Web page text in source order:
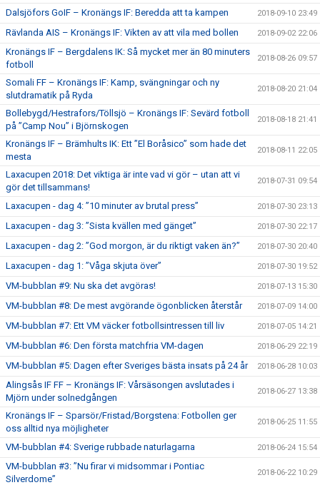
Dalsjöfors GoIF – Kronängs IF: Beredda att ta kampen 2018-09-10 23:49
Rävlanda AIS – Kronängs IF: Vikten av att vila med bollen 2018-09-02 22:06
Kronängs IF – Bergdalens IK: Så mycket mer än 80 minuters
fotboll
2018-08-26 09:57
Somali FF – Kronängs IF: Kamp, svängningar och ny
slutdramatik på Ryda
2018-08-20 21:04
Bollebygd/Hestrafors/Töllsjö – Kronängs IF: Sevärd fotboll
på ”Camp Nou” i Björnskogen
2018-08-18 21:41
Kronängs IF – Brämhults IK: Ett ”El Boråsico” som hade det
mesta
2018-08-11 22:05
Laxacupen 2018: Det viktiga är inte vad vi gör – utan att vi
gör det tillsammans!
2018-07-31 09:54
Laxacupen - dag 4: ”10 minuter av brutal press” 2018-07-30 23:13
Laxacupen - dag 3: ”Sista kvällen med gänget” 2018-07-30 22:17
Laxacupen - dag 2: ”God morgon, är du riktigt vaken än?” 2018-07-30 20:40
Laxacupen - dag 1: ”Våga skjuta över” 2018-07-30 19:52
VM-bubblan #9: Nu ska det avgöras! 2018-07-13 15:30
VM-bubblan #8: De mest avgörande ögonblicken återstår 2018-07-09 14:00
VM-bubblan #7: Ett VM väcker fotbollsintressen till liv 2018-07-05 14:21
VM-bubblan #6: Den första matchfria VM-dagen 2018-06-29 22:19
VM-bubblan #5: Dagen efter Sveriges bästa insats på 24 år 2018-06-28 10:03
Alingsås IF FF – Kronängs IF: Vårsäsongen avslutades i
Mjörn under solnedgången
2018-06-27 13:38
Kronängs IF – Sparsör/Fristad/Borgstena: Fotbollen ger
oss alltid nya möjligheter
2018-06-25 11:55
VM-bubblan #4: Sverige rubbade naturlagarna 2018-06-24 15:54
VM-bubblan #3: ”Nu firar vi midsommar i Pontiac
Silverdome”
2018-06-22 10:29